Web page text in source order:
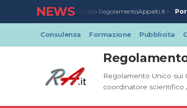
NEWS
23/03/2020-Nuovo sito RegolamentoAppalti.it -
Consulenza Formazione Pubblicita
Regolamento Unico sui
coordinatore scientifico